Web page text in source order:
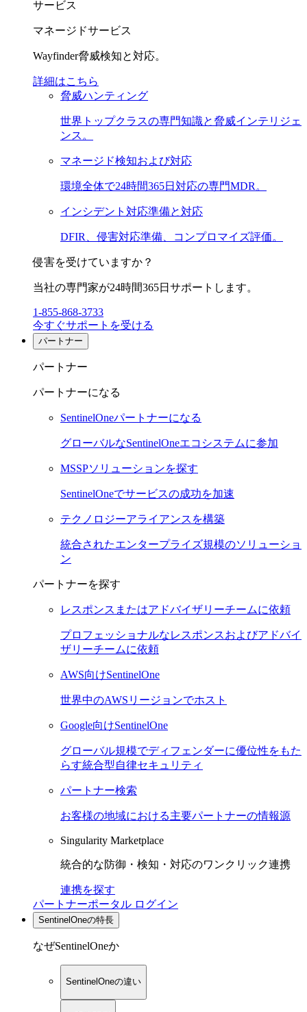
サービス
マネージドサービス
Wayfinder脅威検知と対応。
詳細はこちら
脅威ハンティング
世界トップクラスの専門知識と脅威インテリジェ
ンス。
マネージド検知および対応
環境全体で24時間365日対応の専門MDR。
インシデント対応準備と対応
DFIR、侵害対応準備、コンプロマイズ評価。
侵害を受けていますか？
当社の専門家が24時間365日サポートします。
1-855-868-3733
今すぐサポートを受ける
パートナー
パートナー
パートナーになる
SentinelOneパートナーになる
グローバルなSentinelOneエコシステムに参加
MSSPソリューションを探す
SentinelOneでサービスの成功を加速
テクノロジーアライアンスを構築
統合されたエンタープライズ規模のソリューショ
ン
パートナーを探す
レスポンスまたはアドバイザリーチームに依頼
プロフェッショナルなレスポンスおよびアドバイ
ザリーチームに依頼
AWS向けSentinelOne
世界中のAWSリージョンでホスト
Google向けSentinelOne
グローバル規模でディフェンダーに優位性をもた
らす統合型自律セキュリティ
パートナー検索
お客様の地域における主要パートナーの情報源
Singularity Marketplace
統合的な防御・検知・対応のワンクリック連携
連携を探す
パートナーポータル ログイン
SentinelOneの特長
なぜSentinelOneか
SentinelOneの違い